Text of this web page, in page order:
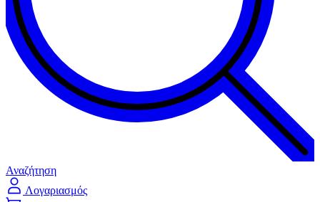
Αναζήτηση
Λογαριασμός